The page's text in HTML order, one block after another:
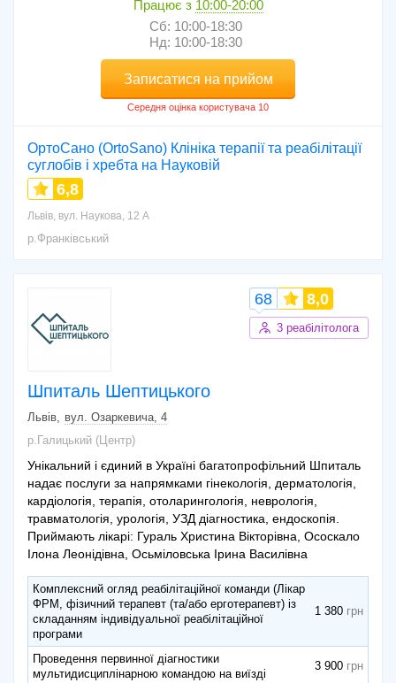
Працює з 10:00-20:00
Сб: 10:00-18:30
Нд: 10:00-18:30
Записатися на прийом
ОртоСано (OrtoSano) Клініка терапії та реабілітації
суглобів і хребта на Науковій
6,8
Львів, вул. Наукова, 12 А
р.Франківський
Шпиталь Шептицького
68 8,0
3 реабілітолога
Львів
вул. Озаркевича, 4
р.Галицький (Центр)
Унікальний і єдиний в Україні багатопрофільний Шпиталь
надає послуги за напрямками гінекологія, дерматологія,
кардіологія, терапія, отоларингологія, неврологія,
травматологія, урологія, УЗД діагностика, ендоскопія.
Приймають лікарі: Гураль Христина Вікторівна, Ососкало
Ілона Леонідівна, Осьміловська Ірина Василівна
Комплексний огляд реабілітаційної команди (Лікар
ФРМ, фізичний терапевт (та/або ерготерапевт) із
складанням індивідуальної реабілітаційної
програми
1 380
Проведення первинної діагностики
мультидисциплінарною командою на виїзді
3 900